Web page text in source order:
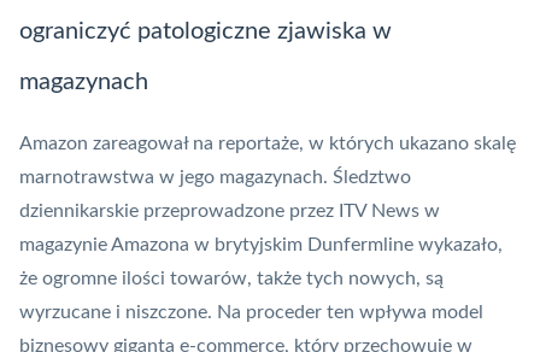
ograniczyć patologiczne zjawiska w
magazynach
Amazon zareagował na reportaże, w których ukazano skalę
marnotrawstwa w jego magazynach. Śledztwo
dziennikarskie przeprowadzone przez ITV News w
magazynie Amazona w brytyjskim Dunfermline wykazało,
że ogromne ilości towarów, także tych nowych, są
wyrzucane i niszczone. Na proceder ten wpływa model
biznesowy giganta e-commerce, który przechowuje w